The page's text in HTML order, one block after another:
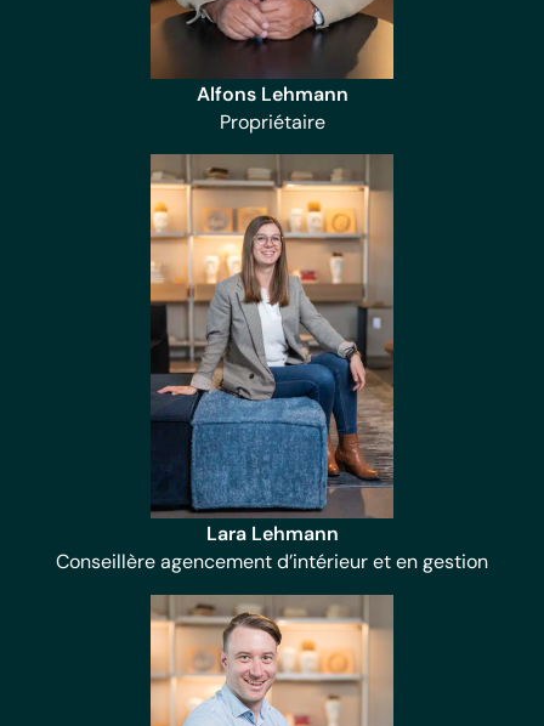
Alfons Lehmann
Propriétaire
Lara Lehmann
Conseillère agencement d’intérieur et en gestion